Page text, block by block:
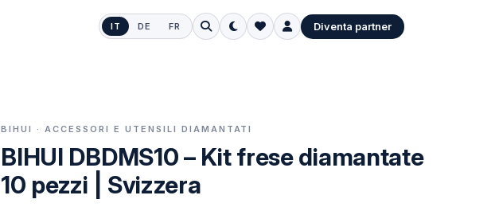
IT DE FR Diventa partner
BIHUI · ACCESSORI E UTENSILI DIAMANTATI
BIHUI DBDMS10 – Kit frese diamantate
10 pezzi | Svizzera